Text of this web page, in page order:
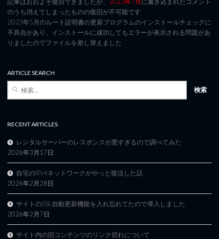
のうち消えてしまったものの復旧が不可能です
2023年5月のルート証明書の更新プログラムのインストールチェックに
不具合があり、インストールに成功してもエラーが表示される問題があ
りましたのでファイルを差し替えました
ARTICLE SEARCH
RECENT ARTICLES
レンタルサーバーのレスポンスが悪すぎるので調べてみた
2026年3月17日
自宅のIPv4ネットワークがやっと復活した話
2026年2月28日
サイトのSSL自動更新機能を入れ忘れてたので導入しました
2026年2月7日
サイト内の旧コンテンツのリンク切れについて